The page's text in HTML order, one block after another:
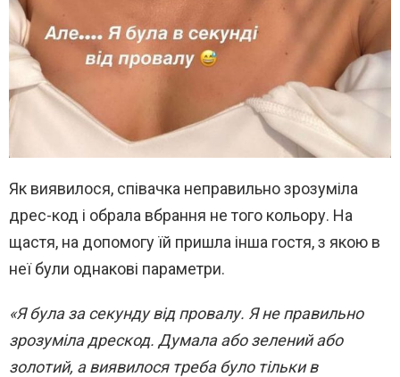
Як виявилося, співачка неправильно зрозуміла
дрес-код і обрала вбрання не того кольору. На
щастя, на допомогу їй пришла інша гостя, з якою в
неї були однакові параметри.
«Я була за секунду від провалу. Я не правильно
зрозуміла дрескод. Думала або зелений або
золотий, а виявилося треба було тільки в